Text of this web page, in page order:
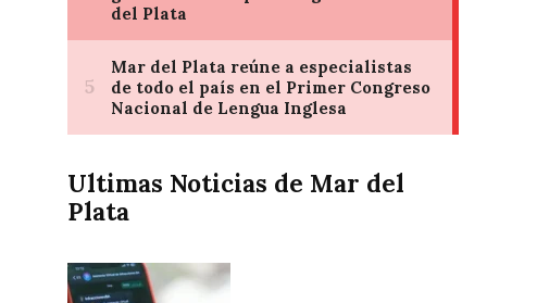
Ultimas Noticias de Mar del
Plata